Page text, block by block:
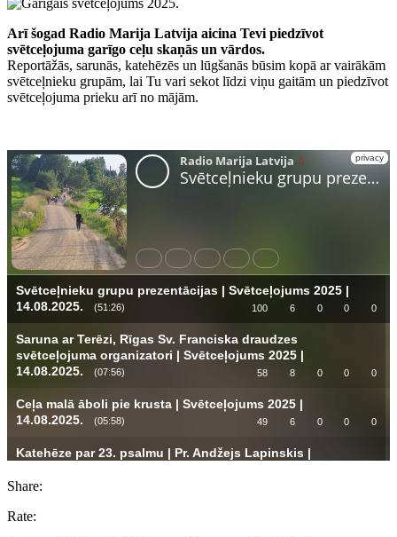
Arī šogad Radio Marija Latvija aicina Tevi piedzīvot
svētceļojuma garīgo ceļu skaņās un vārdos.
Reportāžās, sarunās, katehēzēs un lūgšanās būsim kopā ar vairākām
svētceļnieku grupām, lai Tu vari sekot līdzi viņu gaitām un piedzīvot
svētceļojuma prieku arī no mājām.
Share:
Rate: